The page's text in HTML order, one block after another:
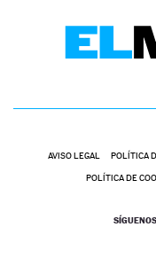
AVISO LEGAL POLÍTICA
POLÍTICA DE